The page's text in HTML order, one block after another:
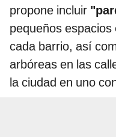
propone incluir
pequeños
cada barrio, así
arbóreas en las
la ciudad en uno